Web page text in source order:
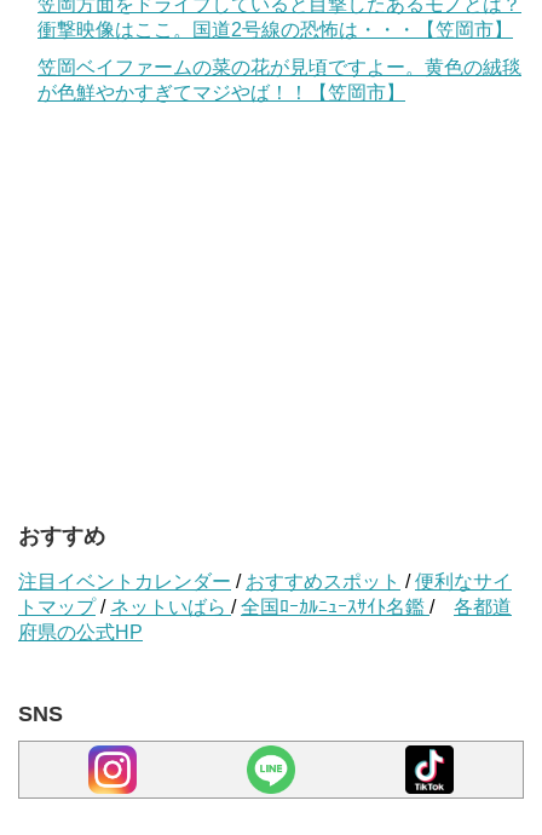
笠岡方面をドライブしていると目撃したあるモノとは？
衝撃映像はここ。国道2号線の恐怖は・・・【笠岡市】
笠岡ベイファームの菜の花が見頃ですよー。黄色の絨毯
が色鮮やかすぎてマジやば！！【笠岡市】
おすすめ
注目イベントカレンダー / おすすめスポット /便利なサイ
トマップ/ ネットいばら /全国ﾛｰｶﾙﾆｭｰｽｻｲﾄ名鑑 / 各都道
府県の公式HP
SNS